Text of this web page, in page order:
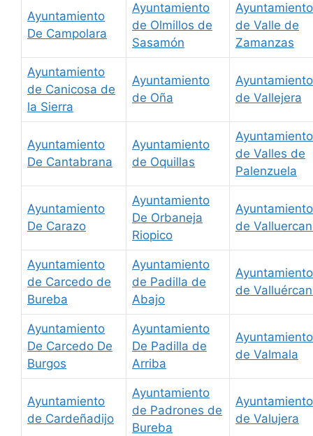
Ayuntamiento
De Campolara
Ayuntamiento
de Olmillos de
Sasamón
Ayuntamiento
de Valle de
Zamanzas
Ayuntamiento
de Canicosa de
la Sierra
Ayuntamiento
de Oña
Ayuntamiento
de Vallejera
Ayuntamiento
De Cantabrana
Ayuntamiento
de Oquillas
Ayuntamiento
de Valles de
Palenzuela
Ayuntamiento
De Carazo
Ayuntamiento
De Orbaneja
Riopico
Ayuntamiento
de
Ayuntamiento
de Carcedo de
Bureba
Ayuntamiento
de Padilla de
Abajo
Ayuntamiento
de
Ayuntamiento
De Carcedo De
Burgos
Ayuntamiento
De Padilla de
Arriba
Ayuntamiento
de Valmala
Ayuntamiento
de Cardeñadijo
Ayuntamiento
de Padrones de
Bureba
Ayuntamiento
de Valujera